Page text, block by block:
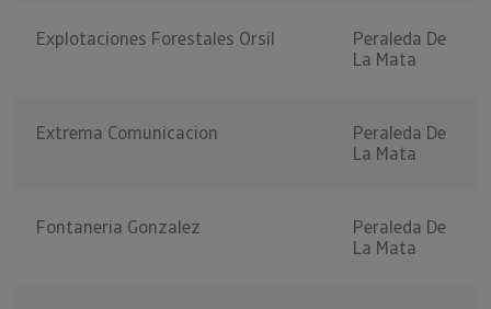
Explotaciones Forestales Orsil
Peraleda De
La Mata
Extrema Comunicacion
Peraleda De
La Mata
Fontaneria Gonzalez
Peraleda De
La Mata